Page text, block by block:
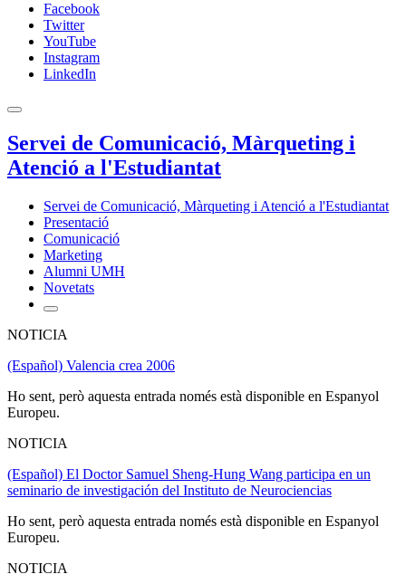
Facebook
Twitter
YouTube
Instagram
LinkedIn
Servei de Comunicació, Màrqueting i
Atenció a l'Estudiantat
Servei de Comunicació, Màrqueting i Atenció a l'Estudiantat
Presentació
Comunicació
Marketing
Alumni UMH
Novetats
NOTICIA
(Español) Valencia crea 2006
Ho sent, però aquesta entrada només està disponible en Espanyol
Europeu.
NOTICIA
(Español) El Doctor Samuel Sheng-Hung Wang participa en un
seminario de investigación del Instituto de Neurociencias
Ho sent, però aquesta entrada només està disponible en Espanyol
Europeu.
NOTICIA